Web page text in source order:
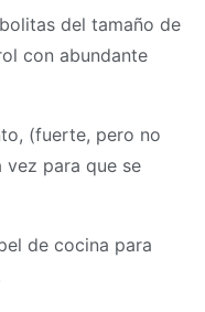
del tamaño de
con abundante
(fuerte, pero no
vez para que se
de cocina para